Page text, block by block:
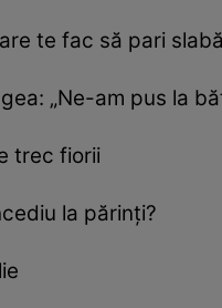
te fac să pari
„Ne-am pus la
trec fiorii
la părinţi?